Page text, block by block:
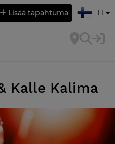
Lisää tapahtuma FI
Kalle Kalima